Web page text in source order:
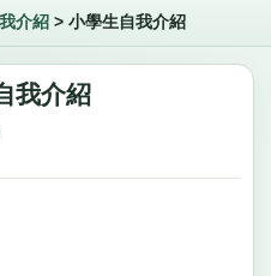
介紹> 小學生自我介紹
我介紹